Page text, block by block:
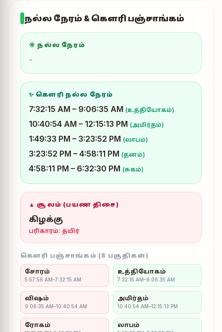
நல்ல நேரம் & கௌரி பஞ்சாங்கம்
☀ நல்ல நேரம்
-
✨ கௌரி நல்ல நேரம்
7:32:15 AM – 9:06:35 AM (உத்தியோகம்)
10:40:54 AM – 12:15:13 PM (அமிர்தம்)
1:49:33 PM – 3:23:52 PM (லாபம்)
3:23:52 PM – 4:58:11 PM (தனம்)
4:58:11 PM – 6:32:30 PM (சுகம்)
▲ சூலம் (பயண திசை)
கிழக்கு
பரிகாரம்: தயிர்
கௌரி பஞ்சாங்கம் (8 பகுதிகள்)
சோரம்
5:57:56 AM–7:32:15 AM
உத்தியோகம்
7:32:15 AM–9:06:35 AM
விஷம்
9:06:35 AM–10:40:54 AM
அமிர்தம்
10:40:54 AM–12:15:13 PM
ரோகம் லாபம்